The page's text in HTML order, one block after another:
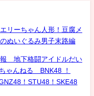
リーちゃん人形！豆腐メ
ぬいぐるみ男子末路編
地下格闘アイドルだい
ゃんねる BNK48 ！
！STU48！SKE48